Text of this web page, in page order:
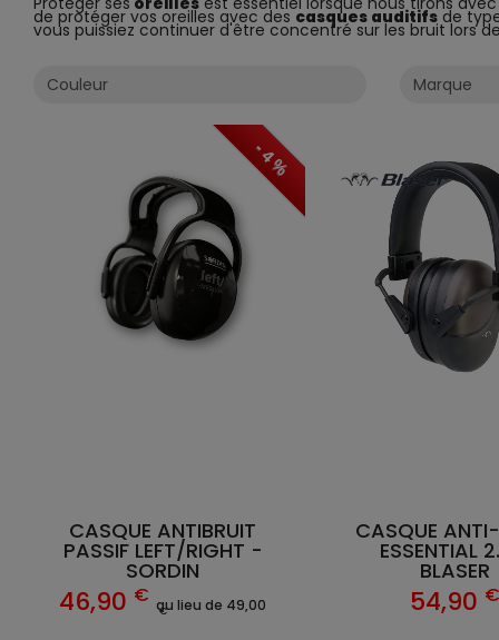
de protéger vos oreilles avec des casques auditifs de
vous puissiez continuer d'être concentré sur les bruit lors
CASQUE
ESSENTIAL
BLASER
54,90 €
- 4 %
CASQUE ANTIBRUIT
PASSIF LEFT/RIGHT -
SORDIN
46,90 € au lieu de 49,00
€